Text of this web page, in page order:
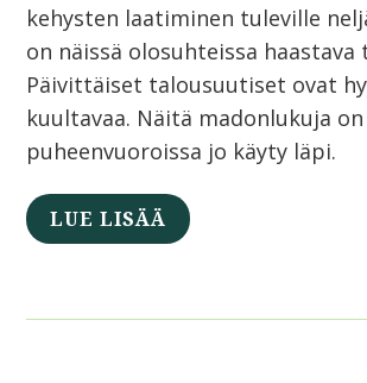
kehysten laatiminen tuleville
on näissä olosuhteissa haastava
Päivittäiset talousuutiset ovat
kuultavaa. Näitä madonlukuja
puheenvuoroissa jo käyty läpi.
LUE LISÄÄ